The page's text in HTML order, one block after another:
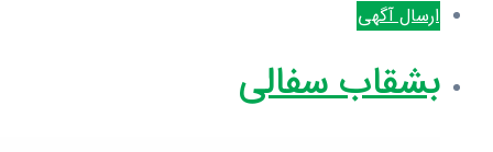
ارسال آگهی
بشقاب سفالی